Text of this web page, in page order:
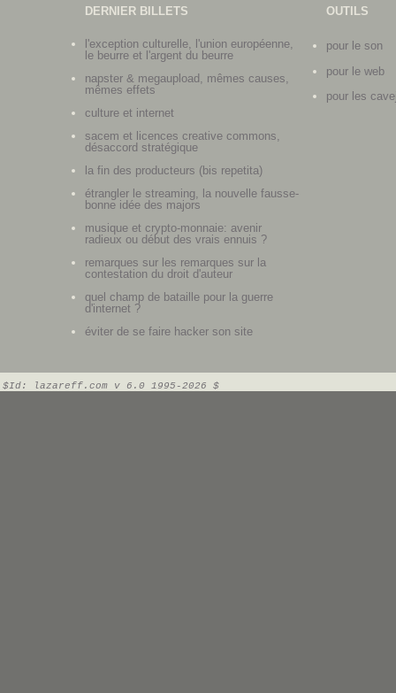
DERNIER BILLETS
l'exception culturelle, l'union européenne,
le beurre et l'argent du beurre
napster & megaupload, mêmes causes,
mêmes effets
culture et internet
sacem et licences creative commons,
désaccord stratégique
la fin des producteurs (bis repetita)
étrangler le streaming, la nouvelle fausse-
bonne idée des majors
musique et crypto-monnaie: avenir
radieux ou début des vrais ennuis ?
remarques sur les remarques sur la
contestation du droit d'auteur
quel champ de bataille pour la guerre
d'internet ?
éviter de se faire hacker son site
OUTILS
pour le son
pour le web
pour les
$Id: lazareff.com v 6.0 1995-2026 $